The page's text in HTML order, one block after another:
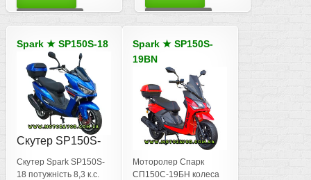
Spark★ SP150S-18
Скутер SP150S-
18
Скутер Spark SP150S-
18 потужність 8,3 к.с.
Spark★ SP150S-
19BN
Скутер Spark
SP150S-19BN
Моторолер Спарк
СП150С-19БН колеса